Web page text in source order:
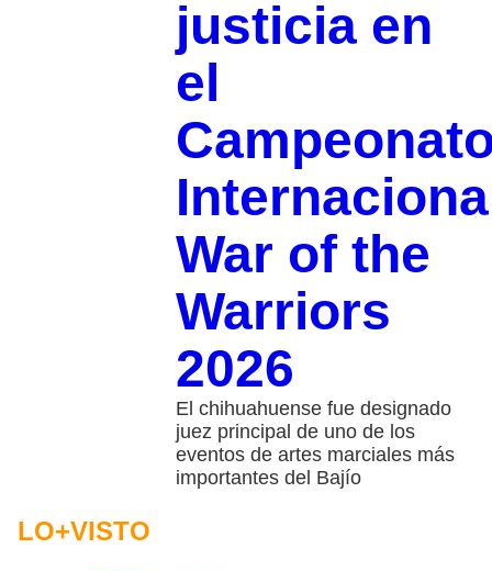
justicia en
el
War of the
Warriors
2026
El chihuahuense fue designado
juez principal de uno de los
eventos de artes marciales más
importantes del Bajío
LO+VISTO